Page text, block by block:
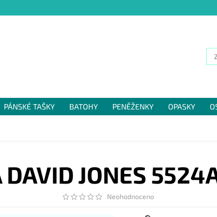
PÁNSKÉ TAŠKY BATOHY PENĚŽENKY OPASKY
DAVID JONES
Neohodnoceno